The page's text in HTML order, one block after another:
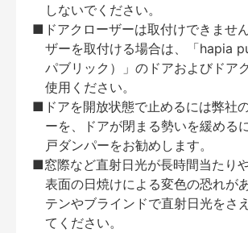
しないでください。
■ドアクローザーは取付けできませ
ザーを取付ける場合は、「hapia
パブリック）」のドアおよびドア
使用ください。
■ドアを開放状態で止めるには弊社
ーを、ドアが閉まる勢いを緩める
戸ダンパーをお勧めします。
■窓際など直射日光が長時間当たりや
表面の日焼けによる変色の恐れが
テンやブラインドで直射日光をさ
てください。